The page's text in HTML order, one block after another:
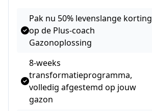
Pak nu 50% levenslange korting
op de Plus-coach
Gazonoplossing
8-weeks
transformatieprogramma,
volledig afgestemd op jouw
gazon